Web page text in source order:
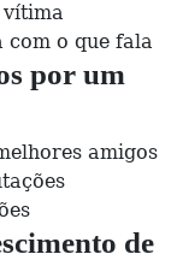
vítima
com o que fala
por um
amigos
de